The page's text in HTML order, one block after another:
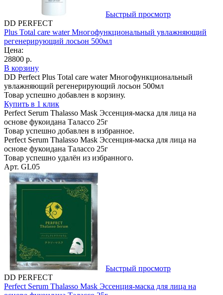
Быстрый просмотр
DD PERFECT
Plus Total care water Многофункциональный увлажняющий
регенерирующий лосьон 500мл
Цена:
28800 р.
В корзину
DD Perfect Plus Total care water Многофункциональный
увлажняющий регенерирующий лосьон 500мл
Товар успешно добавлен в корзину.
Купить в 1 клик
Perfect Serum Thalasso Mask Эссенция-маска для лица на
основе фукоидана Талассо 25г
Товар успешно добавлен в избранное.
Perfect Serum Thalasso Mask Эссенция-маска для лица на
основе фукоидана Талассо 25г
Товар успешно удалён из избранного.
Арт. GL05
Быстрый просмотр
DD PERFECT
Perfect Serum Thalasso Mask Эссенция-маска для лица на